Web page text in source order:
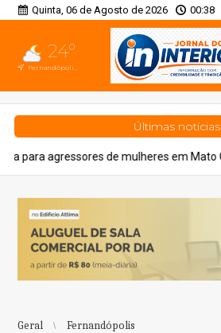
Quinta, 06 de Agosto de 2026 00:38
24°
Fernandópolis, SP
Últimas notícias
de mulheres em Mato Grosso do Sul
Geral Fernandópolis